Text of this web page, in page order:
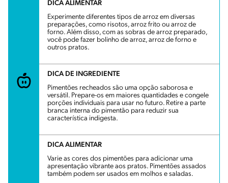
DICA ALIMENTAR
Experimente diferentes tipos de arroz em diversas
preparações, como risotos, arroz frito ou arroz de
forno. Além disso, com as sobras de arroz preparado,
você pode fazer bolinho de arroz, arroz de forno e
outros pratos.
DICA DE INGREDIENTE
Pimentões recheados são uma opção saborosa e
versátil. Prepare-os em maiores quantidades e congele
porções individuais para usar no futuro. Retire a parte
branca interna do pimentão para reduzir sua
característica indigesta.
DICA ALIMENTAR
Varie as cores dos pimentões para adicionar uma
apresentação vibrante aos pratos. Pimentões assados
também podem ser usados em molhos e saladas.